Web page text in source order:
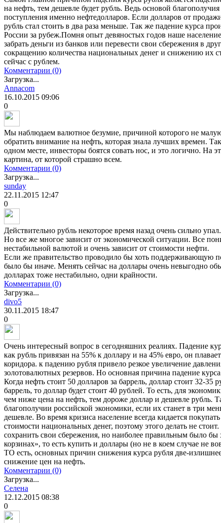
на нефть, тем дешевле будет рубль. Ведь основой
поступления именно нефтедолларов. Если долларов от
рубль стал стоить в два раза меньше. Так же падение курса
России за рубеж.Помня опыт девяностых годов наше
забрать деньги из банков или перевести свои сбережения в
сокращению количества национальных денег и снижению их
сейчас с рублем.
Комментарии (0)
Загрузка...
Annacom
16.10.2015 09:06
0
Мы наблюдаем валютное безумие, причиной которого не
обратить внимание на нефть, которая знала лучших времен.
одном месте, инвесторы боятся совать нос, и это логично. На
картина, от которой страшно всем.
Комментарии (0)
Загрузка...
sunday
22.11.2015 12:47
0
Действительно рубль некоторое время назад очень сильно
Но все же многое зависит от экономической ситуации. Все
нестабильной валютой и очень зависит от стоимости нефти.
Если же правительство проводило бы хоть поддерживающую
было бы иначе. Менять сейчас на доллары очень невыгодно
долларах тоже нестабильно, одни крайности.
Комментарии (0)
Загрузка...
divo5
30.11.2015 18:47
0
Очень интересный вопрос в сегодняшних реалиях. Падение
как рубль привязан на 55% к доллару и на 45% евро, он
коридора. к падению рубля привело резкое увеличение
золотовалютных резервов. Но основная причина падение
Когда нефть стоит 50 долларов за баррель, доллар стоит 32-35
баррель, то доллар будет стоит 40 рублей. То есть, для
чем ниже цена на нефть, тем дороже доллар и дешевле рубль.
благополучии российской экономики, если их станет в три
дешевле. Во время кризиса население всегда кидается
стоимости национальных денег, поэтому этого делать не
сохранить свои сбережения, но наиболее правильным было бы
корзинах», то есть купить и доллары (но не в коем случае не
ТО есть, основных причин снижения курса рубля две-
снижение цен на нефть.
Комментарии (0)
Загрузка...
Селена
12.12.2015 08:38
0